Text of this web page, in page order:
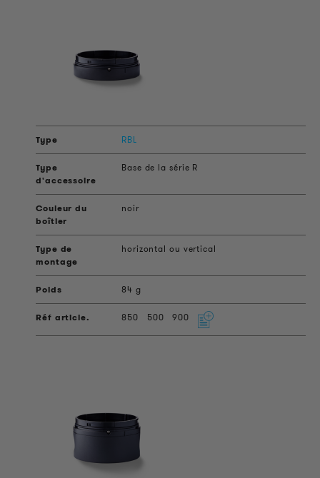
RBL
Base de la série R
noir
horizontal ou vertical
84 g
850 500 900